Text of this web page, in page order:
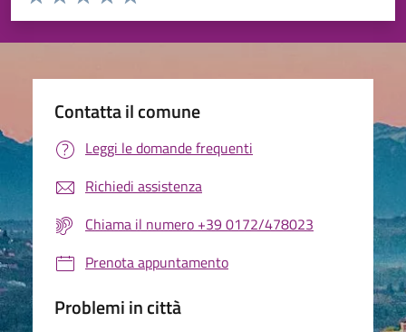
Valuta 5 stelle su 5
Valuta 4 stelle su 5
Valuta 3 stelle su 5
Valuta 2 stelle su 5
Valuta 1 stelle su 5
Contatta il comune
Leggi le domande frequenti
Richiedi assistenza
Chiama il numero +39 0172/478023
Prenota appuntamento
Problemi in città